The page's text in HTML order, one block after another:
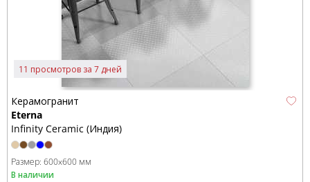
11 просмотров за 7 дней
Керамогранит
Eterna
Infinity Ceramic (Индия)
Размер: 600x600 мм
В наличии